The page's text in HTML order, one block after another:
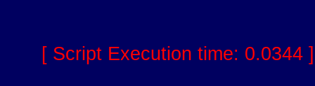
[ Script Execution time: